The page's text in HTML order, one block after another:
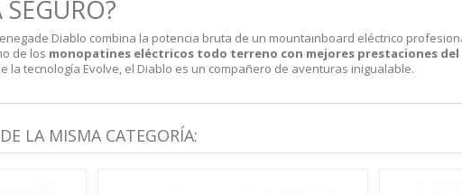
Diablo combina la potencia bruta de un mountainboard eléctrico
de los monopatines eléctricos todo terreno con mejores prestaciones del
la tecnología Evolve, el Diablo es un compañero de aventuras inigualable.
LA MISMA CATEGORÍA: